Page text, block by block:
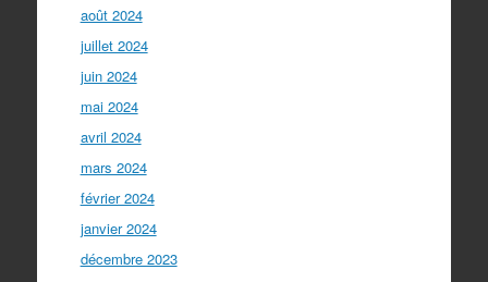
août 2024
juillet 2024
juin 2024
mai 2024
avril 2024
mars 2024
février 2024
janvier 2024
décembre 2023